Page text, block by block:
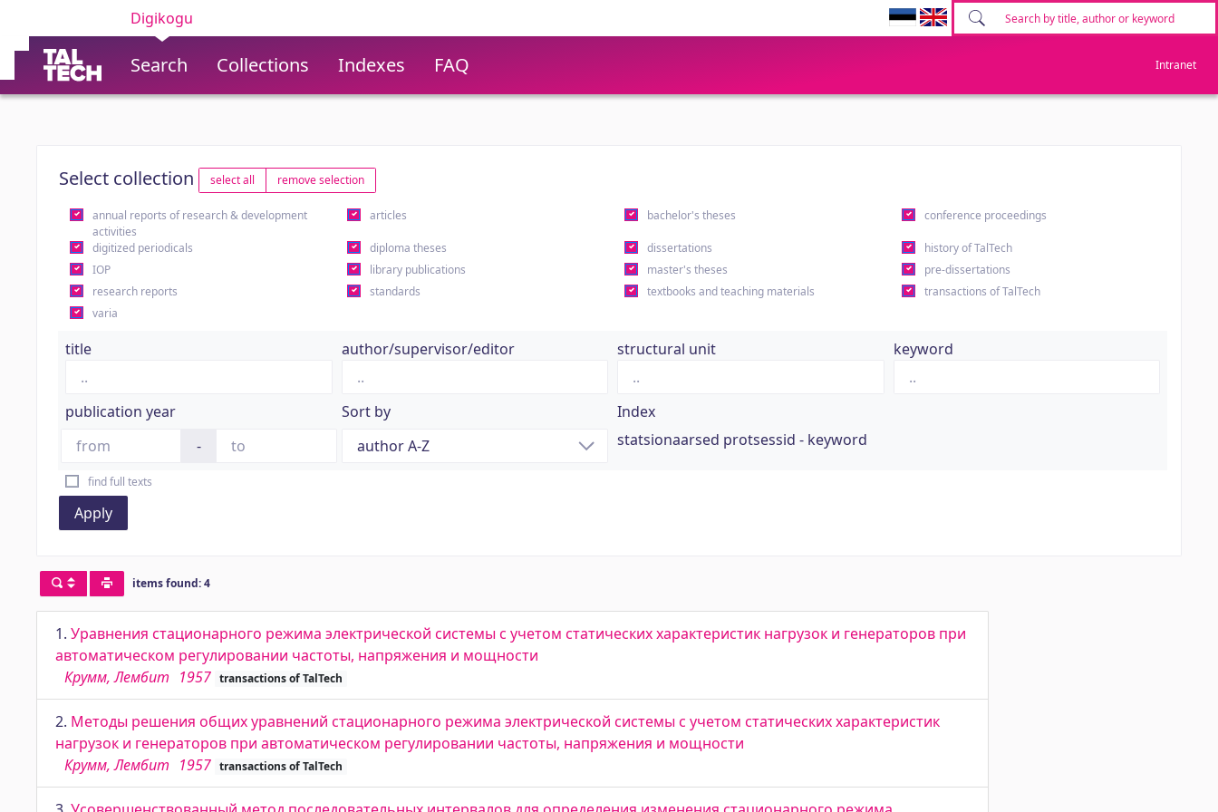
Digikogu
Search Collections Indexes FAQ Intranet
Select collection select all remove selection
annual reports of research & development
activities
articles bachelor's theses conference proceedings
digitized periodicals diploma theses dissertations
history of TalTech
IOP
library publications master's theses
pre-dissertations
research reports
standards textbooks and teaching materials
transactions of TalTech
varia
title author/supervisor/editor structural unit keyword
publication year
-
Sort by
Index
statsionaarsed protsessid - keyword
find full texts
Apply
items found: 4
1. Уравнения стационарного режима электрической системы с учетом статических характеристик нагрузок и генераторов при
автоматическом регулировании частоты, напряжения и мощности
Крумм, Лембит 1957 transactions of TalTech
2. Методы решения общих уравнений стационарного режима электрической системы с учетом статических характеристик
нагрузок и генераторов при автоматическом регулировании частоты, напряжения и мощности
Крумм, Лембит 1957 transactions of TalTech